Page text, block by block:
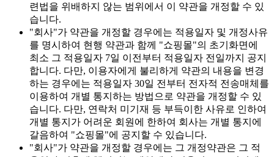
련법을 위배하지 않는 범위에서 이 약관을 개정할 수 있
습니다.
"회사"가 약관을 개정할 경우에는 적용일자 및 개정사유
를 명시하여 현행 약관과 함께 "쇼핑몰"의 초기화면에
최소 그 적용일자 7일 이전부터 적용일자 전일까지 공지
합니다. 다만, 이용자에게 불리하게 약관의 내용을 변경
하는 경우에는 적용일자 30일 전부터 전자적 전송매체를
이용하여 개별 통지하는 방법으로 약관을 개정할 수 있
습니다. 다만, 연락처 미기재 등 부득이한 사유로 인하여
개별 통지가 어려운 회원에 한하여 회사는 개별 통지에
갈음하여 "쇼핑몰"에 공지할 수 있습니다.
"회사"가 약관을 개정할 경우에는 그 개정약관은 그 적